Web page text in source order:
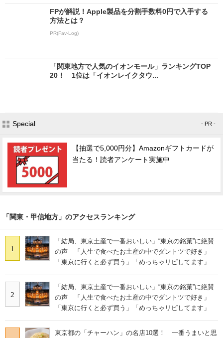
FPが解説！Apple製品を分割手数料0円で入手する
方法とは？
PR(Fav-Log)
「関東地方で人気のイオンモール」ランキングTOP
20！ 1位は「イオンレイクタウ...
Special - PR -
【抽選で5,000円分】Amazonギフトカードが
当たる！読者アンケート実施中
「関東・甲信地方」のアクセスランキング
1
「結局、東京土産で一番おいしい」“東京の銘菓”に絶賛
の声 「人生で食べたお土産の中でダントツで好き」
「東京に行くと必ず買う」「めっちゃリピしてます」
2
「結局、東京土産で一番おいしい」“東京の銘菓”に絶賛
の声 「人生で食べたお土産の中でダントツで好き」
「東京に行くと必ず買う」「めっちゃリピしてます」
東京都の「チャーハン」の名店10選！ 一番うまいと思